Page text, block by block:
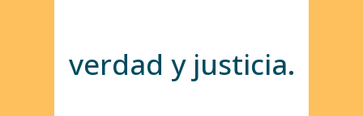
verdad y justicia.